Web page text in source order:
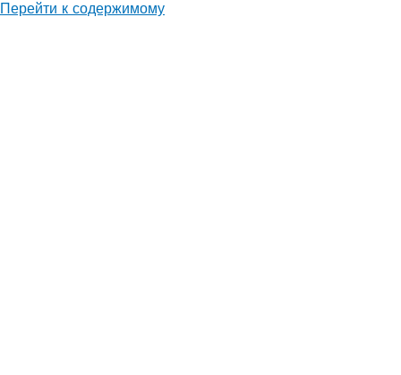
Перейти к содержимому